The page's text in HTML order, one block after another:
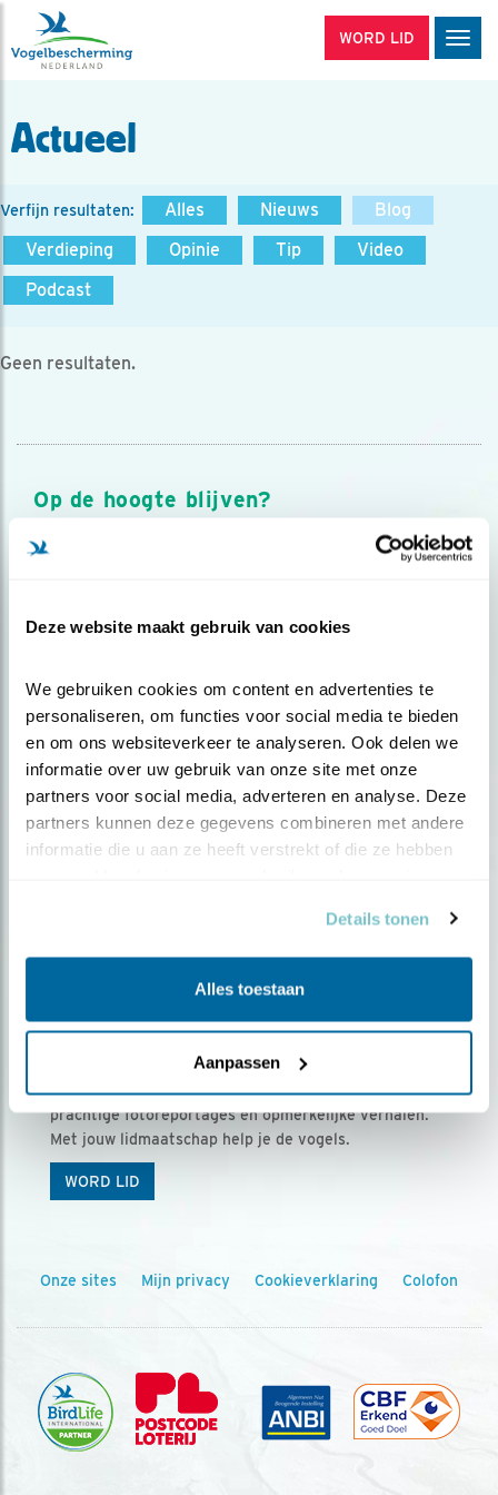
Deze website maakt gebruik van cookies
We gebruiken cookies om content en advertenties te
personaliseren, om functies voor social media te bieden
en om ons websiteverkeer te analyseren. Ook delen we
informatie over uw gebruik van onze site met onze
partners voor social media, adverteren en analyse. Deze
partners kunnen deze gegevens combineren met andere
informatie die u aan ze heeft verstrekt of die ze hebben
Details tonen
Alles toestaan
Aanpassen
WORD LID
Actueel
Verfijn resultaten: Alles Nieuws
Blog
Verdieping
Opinie Tip
Video
Podcast
Geen resultaten.
Op de hoogte blijven?
Meld je aan en ontvang nieuws, inspiratie, acties en tips
over vogels en activiteiten van Vogelbescherming.
Ontvang 5 x Vogels voor € 36,00 per jaar
Vogels is het tijdschrift voor onze leden, met
prachtige fotoreportages en opmerkelijke verhalen.
Met jouw lidmaatschap help je de vogels.
WORD LID
Onze sites Mijn privacy Cookieverklaring Colofon